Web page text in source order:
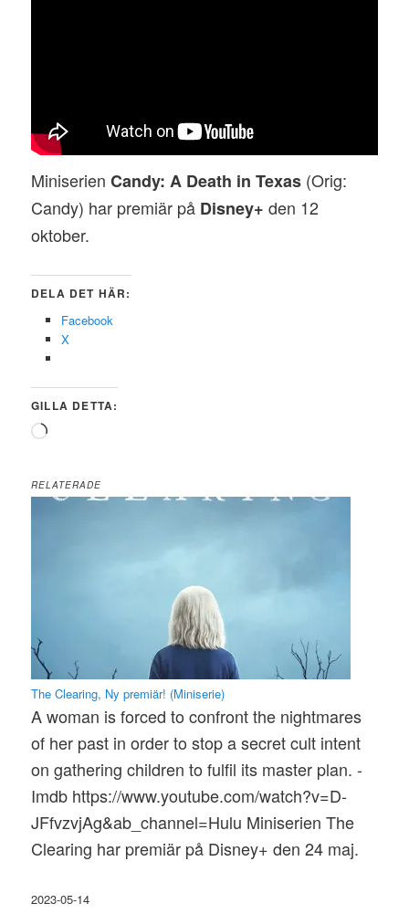
MiniserienCandy: A Death in Texas (Orig:
Candy) har premiär på Disney+ den 12
oktober.
DELA DET HÄR:
Facebook
X
GILLA DETTA:
Laddar
RELATERADE
The Clearing, Ny premiär! (Miniserie)
A woman is forced to confront the nightmares
of her past in order to stop a secret cult intent
on gathering children to fulfil its master plan. -
Imdb https://www.youtube.com/watch?v=D-
JFfvzvjAg&ab_channel=Hulu Miniserien The
Clearing har premiär på Disney+ den 24 maj.
2023-05-14